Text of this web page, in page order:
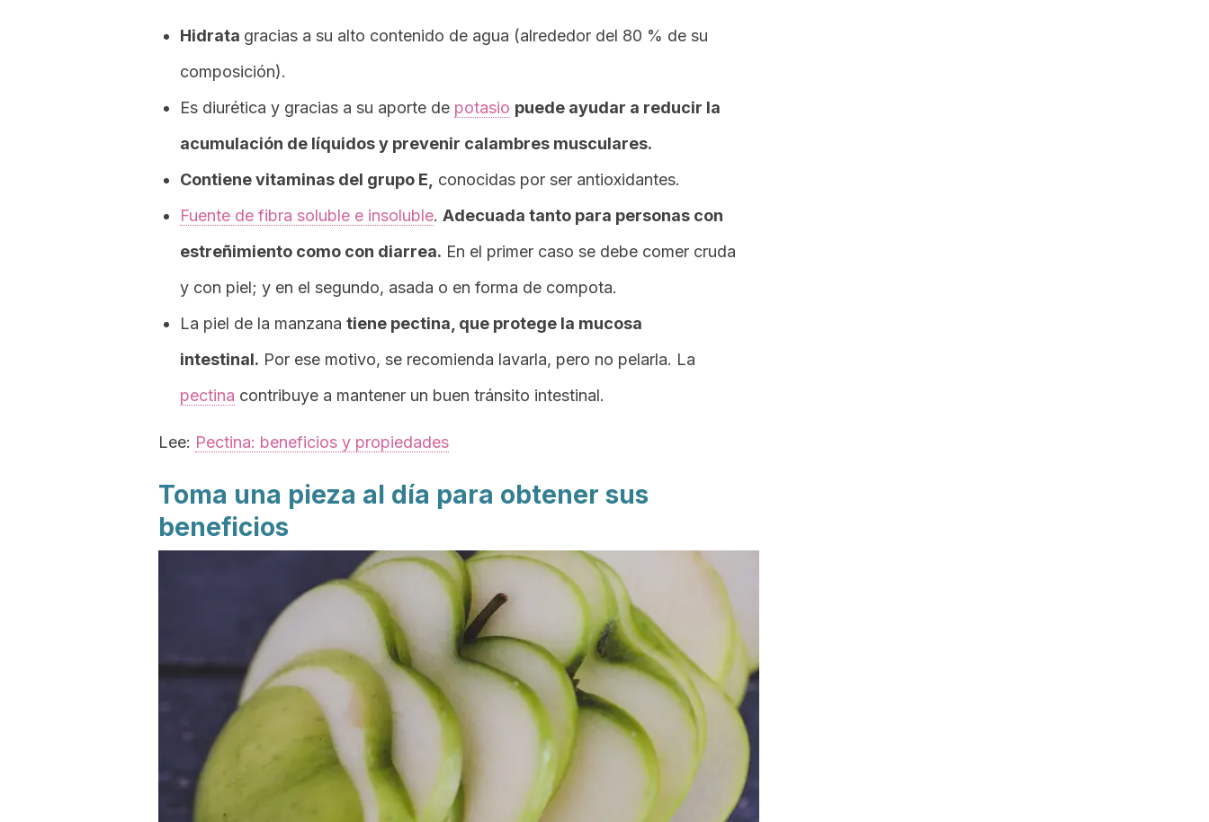
Hidrata gracias a su alto contenido de agua (alrededor del 80 % de su
composición).
Es diurética y gracias a su aporte de potasio puede ayudar a reducir la
acumulación de líquidos y prevenir calambres musculares.
Contiene vitaminas del grupo E,
conocidas por ser antioxidantes.
Fuente de fibra soluble e insoluble. Adecuada tanto para personas con
estreñimiento como con diarrea. En el primer caso se debe comer cruda
y con piel; y en el segundo, asada o en forma de compota.
La piel de la manzana tiene pectina, que protege la mucosa
intestinal. Por ese motivo, se recomienda lavarla, pero no pelarla. La
pectina contribuye a mantener un buen tránsito intestinal.
Lee: Pectina: beneficios y propiedades
Toma una pieza al día para obtener sus
beneficios